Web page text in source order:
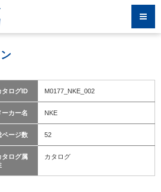
タログID M0177_NKE_002
ーカー名 NKE
ページ数 52
タログ属
カタログ